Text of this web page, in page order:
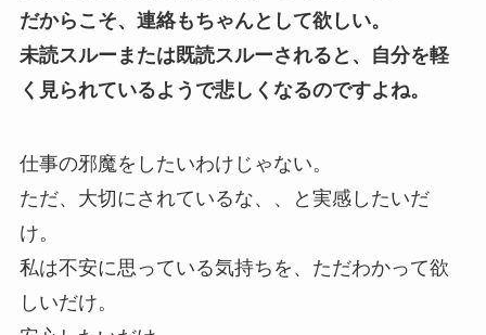
だからこそ、連絡もちゃんとして欲しい。
未読スルーまたは既読スルーされると、自分を軽
く見られているようで悲しくなるのですよね。
仕事の邪魔をしたいわけじゃない。
ただ、大切にされているな、、と実感したいだ
け。
私は不安に思っている気持ちを、ただわかって欲
しいだけ。